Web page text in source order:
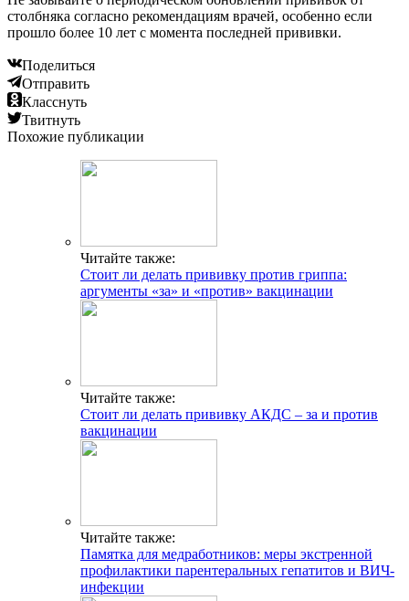
столбняка согласно рекомендациям врачей, особенно если
прошло более 10 лет с момента последней прививки.
Поделиться
Отправить
Класснуть
Твитнуть
Похожие публикации
Читайте также:
Стоит ли делать прививку против гриппа:
аргументы «за» и «против» вакцинации
Читайте также:
Стоит ли делать прививку АКДС – за и против
вакцинации
Читайте также:
Памятка для медработников: меры экстренной
профилактики парентеральных гепатитов и ВИЧ-
инфекции